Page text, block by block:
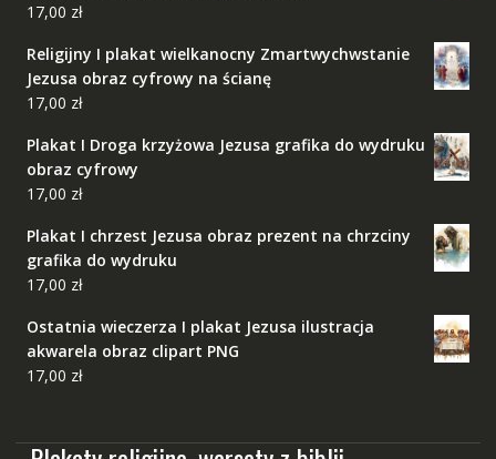
17,00 zł
Religijny I plakat wielkanocny Zmartwychwstanie
Jezusa obraz cyfrowy na ścianę
17,00 zł
Plakat I Droga krzyżowa Jezusa grafika do wydruku
obraz cyfrowy
17,00 zł
Plakat I chrzest Jezusa obraz prezent na chrzciny
grafika do wydruku
17,00 zł
Ostatnia wieczerza I plakat Jezusa ilustracja
akwarela obraz clipart PNG
17,00 zł